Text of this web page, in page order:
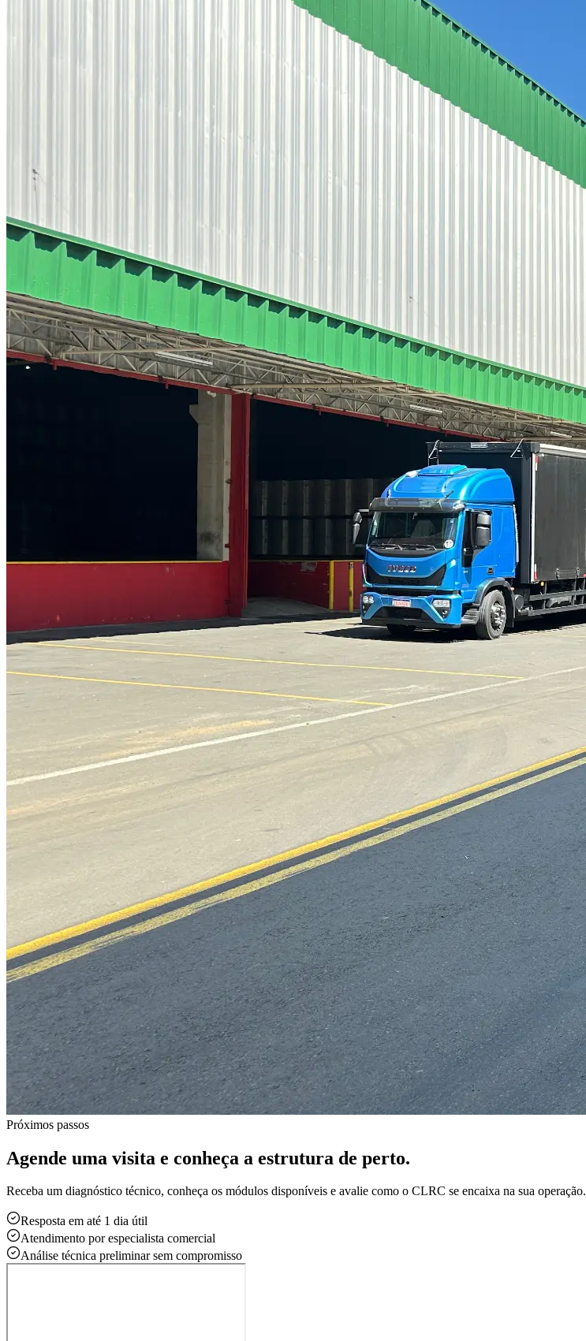
Próximos passos
Agende uma visita e conheça a estrutura de perto.
Receba um diagnóstico técnico, conheça os módulos disponíveis e avalie como o CLRC se encaixa na sua operação.
Resposta em até 1 dia útil
Atendimento por especialista comercial
Análise técnica preliminar sem compromisso